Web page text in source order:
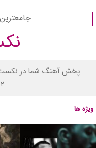
پخش آهنگ شما در نکست
ویژه ها